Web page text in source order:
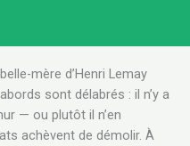
mère d’Henri Lemay
sont délabrés : il n’y a
— ou plutôt il n’en
achèvent de démolir. À